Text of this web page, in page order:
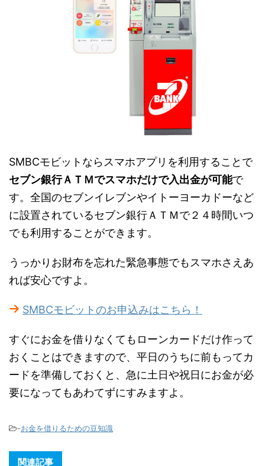
SMBCモビットならスマホアプリを利用することで
セブン銀行ＡＴＭでスマホだけで入出金が可能で
す。全国のセブンイレブンやイトーヨーカドーなど
に設置されているセブン銀行ＡＴＭで２４時間いつ
でも利用することができます。
うっかりお財布を忘れた緊急事態でもスマホさえあ
れば安心ですよ。
SMBCモビットのお申込みはこちら！
すぐにお金を借りなくてもローンカードだけ作って
おくことはできますので、平日のうちに前もってカ
ードを準備しておくと、急に土日や祝日にお金が必
要になってもあわてずにすみますよ。
-お金を借りるための豆知識
関連記事